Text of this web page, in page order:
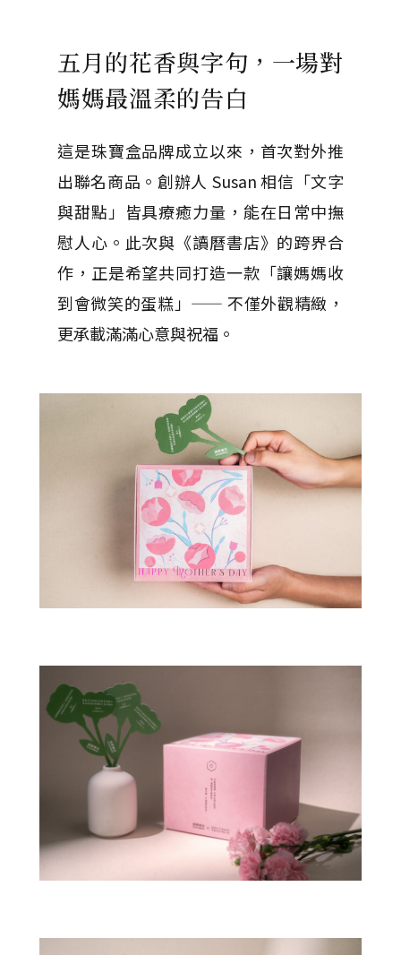
五月的花香與字句，一場對
媽媽最溫柔的告白
這是珠寶盒品牌成立以來，首次對外推
出聯名商品。創辦人 Susan 相信「文字
與甜點」皆具療癒力量，能在日常中撫
慰人心。此次與《讀曆書店》的跨界合
作，正是希望共同打造一款「讓媽媽收
到會微笑的蛋糕」—— 不僅外觀精緻，
更承載滿滿心意與祝福。